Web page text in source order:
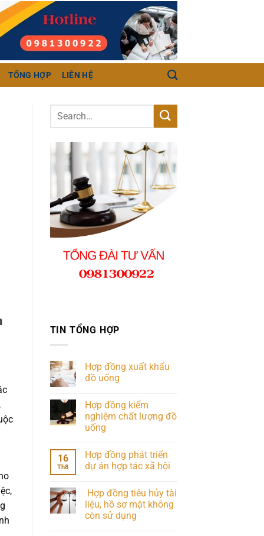
TỔNG HỢP LIÊN HỆ
TIN TỔNG HỢP
Hợp đồng xuất khẩu
đồ uống
Hợp đồng kiểm
nghiệm chất lượng đồ
uống
16
Th8
Hợp đồng phát triển
dự án hợp tác xã hội
Hợp đồng tiêu hủy tài
liệu, hồ sơ mật không
còn sử dụng